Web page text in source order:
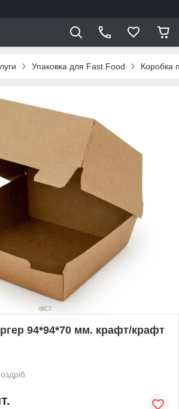
Упаковка для Fast Food Коробка
94*94*70 мм. крафт/крафт